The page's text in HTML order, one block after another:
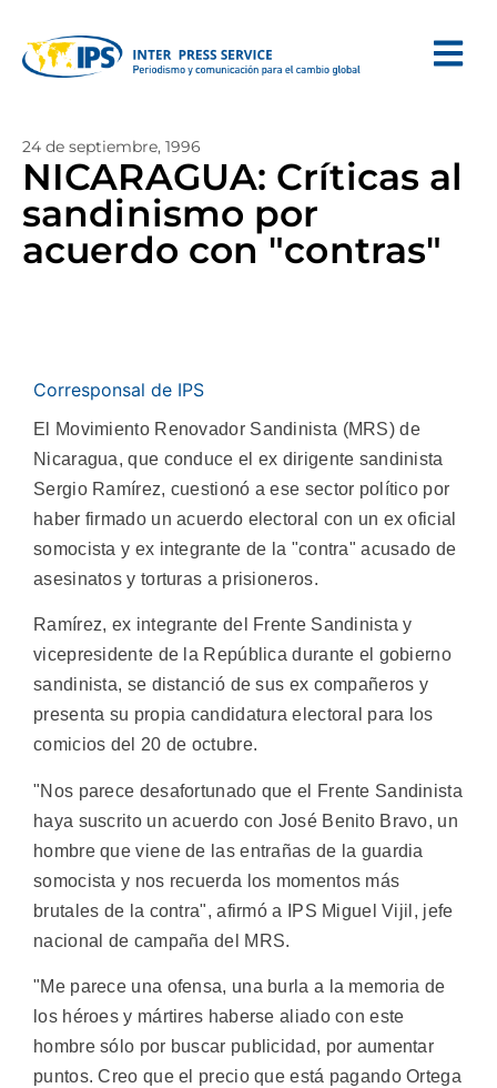
24 de septiembre, 1996
NICARAGUA: Críticas al
sandinismo por
acuerdo con "contras"
Corresponsal de IPS
El Movimiento Renovador Sandinista (MRS) de
Nicaragua, que conduce el ex dirigente sandinista
Sergio Ramírez, cuestionó a ese sector político por
haber firmado un acuerdo electoral con un ex oficial
somocista y ex integrante de la "contra" acusado de
asesinatos y torturas a prisioneros.
Ramírez, ex integrante del Frente Sandinista y
vicepresidente de la República durante el gobierno
sandinista, se distanció de sus ex compañeros y
presenta su propia candidatura electoral para los
comicios del 20 de octubre.
"Nos parece desafortunado que el Frente Sandinista
haya suscrito un acuerdo con José Benito Bravo, un
hombre que viene de las entrañas de la guardia
somocista y nos recuerda los momentos más
brutales de la contra", afirmó a IPS Miguel Vijil, jefe
nacional de campaña del MRS.
"Me parece una ofensa, una burla a la memoria de
los héroes y mártires haberse aliado con este
hombre sólo por buscar publicidad, por aumentar
puntos. Creo que el precio que está pagando Ortega